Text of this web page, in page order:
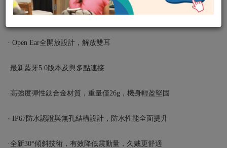
產品簡介:
·骨傳導耳機的領導品牌
· Open Ear全開放設計，解放雙耳
·最新藍牙5.0版本及與多點連接
·高強度彈性鈦合金材質，重量僅26g，機身輕盈堅固
· IP67防水認證與無孔結構設計，防水性能全面提升
·全新30°傾斜技術，有效降低震動量，久戴更舒適